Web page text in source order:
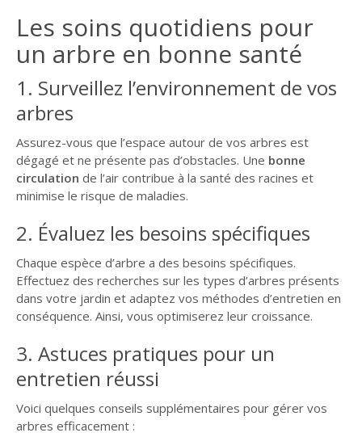
Les soins quotidiens pour
un arbre en bonne santé
1. Surveillez l’environnement de vos
arbres
Assurez-vous que l’espace autour de vos arbres est
dégagé et ne présente pas d’obstacles. Une bonne
circulation de l’air contribue à la santé des racines et
minimise le risque de maladies.
2. Évaluez les besoins spécifiques
Chaque espèce d’arbre a des besoins spécifiques.
Effectuez des recherches sur les types d’arbres présents
dans votre jardin et adaptez vos méthodes d’entretien en
conséquence. Ainsi, vous optimiserez leur croissance.
3. Astuces pratiques pour un
entretien réussi
Voici quelques conseils supplémentaires pour gérer vos
arbres efficacement :